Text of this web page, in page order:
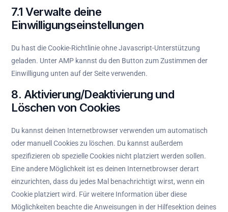
7.1 Verwalte deine
Einwilligungseinstellungen
Du hast die Cookie-Richtlinie ohne Javascript-Unterstützung
geladen. Unter AMP kannst du den Button zum Zustimmen der
Einwilligung unten auf der Seite verwenden.
8. Aktivierung/Deaktivierung und
Löschen von Cookies
Du kannst deinen Internetbrowser verwenden um automatisch
oder manuell Cookies zu löschen. Du kannst außerdem
spezifizieren ob spezielle Cookies nicht platziert werden sollen.
Eine andere Möglichkeit ist es deinen Internetbrowser derart
einzurichten, dass du jedes Mal benachrichtigt wirst, wenn ein
Cookie platziert wird. Für weitere Information über diese
Möglichkeiten beachte die Anweisungen in der Hilfesektion deines